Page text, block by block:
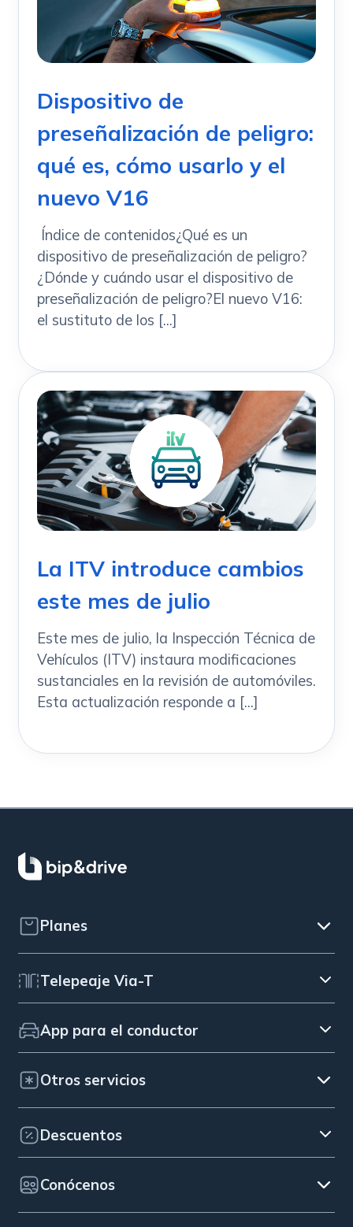
Dispositivo de
preseñalización de peligro:
qué es, cómo usarlo y el
nuevo V16
Índice de contenidos¿Qué es un
dispositivo de preseñalización de peligro?
¿Dónde y cuándo usar el dispositivo de
preseñalización de peligro?El nuevo V16:
el sustituto de los [...]
La ITV introduce cambios
este mes de julio
Este mes de julio, la Inspección Técnica de
Vehículos (ITV) instaura modificaciones
sustanciales en la revisión de automóviles.
Esta actualización responde a [...]
Planes
Telepeaje Via-T
App para el conductor
Otros servicios
Descuentos
Conócenos